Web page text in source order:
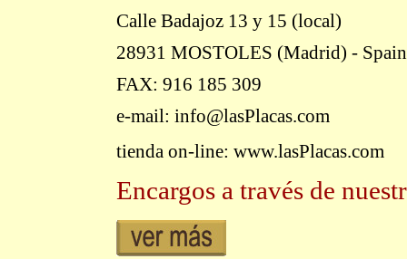
Calle Badajoz 13 y 15 (local)
28931 MOSTOLES (Madrid) - Spain
FAX: 916 185 309
e-mail: info@lasPlacas.com
tienda on-line: www.lasPlacas.com
Encargos a través de